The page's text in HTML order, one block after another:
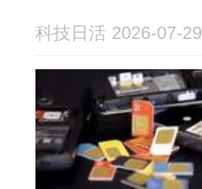
科技日活 2026-07-29